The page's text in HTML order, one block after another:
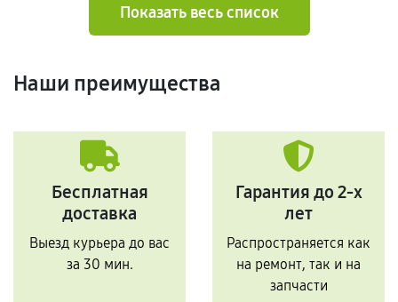
Показать весь список
Наши преимущества
Бесплатная
доставка
Выезд курьера до вас
за 30 мин.
Гарантия до 2-х
лет
Распространяется как
на ремонт, так и на
запчасти